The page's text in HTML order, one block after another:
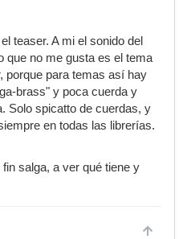
teaser. A mi el sonido del
que no me gusta es el tema
porque para temas así hay
brass" y poca cuerda y
Solo spicatto de cuerdas, y
en todas las librerías.
salga, a ver qué tiene y